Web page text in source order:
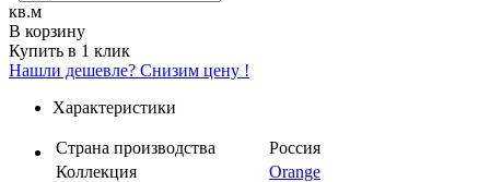
кв.м
В корзину
Купить в 1 клик
Нашли дешевле? Снизим цену !
Характеристики
Страна производства
Россия
Коллекция
Orange